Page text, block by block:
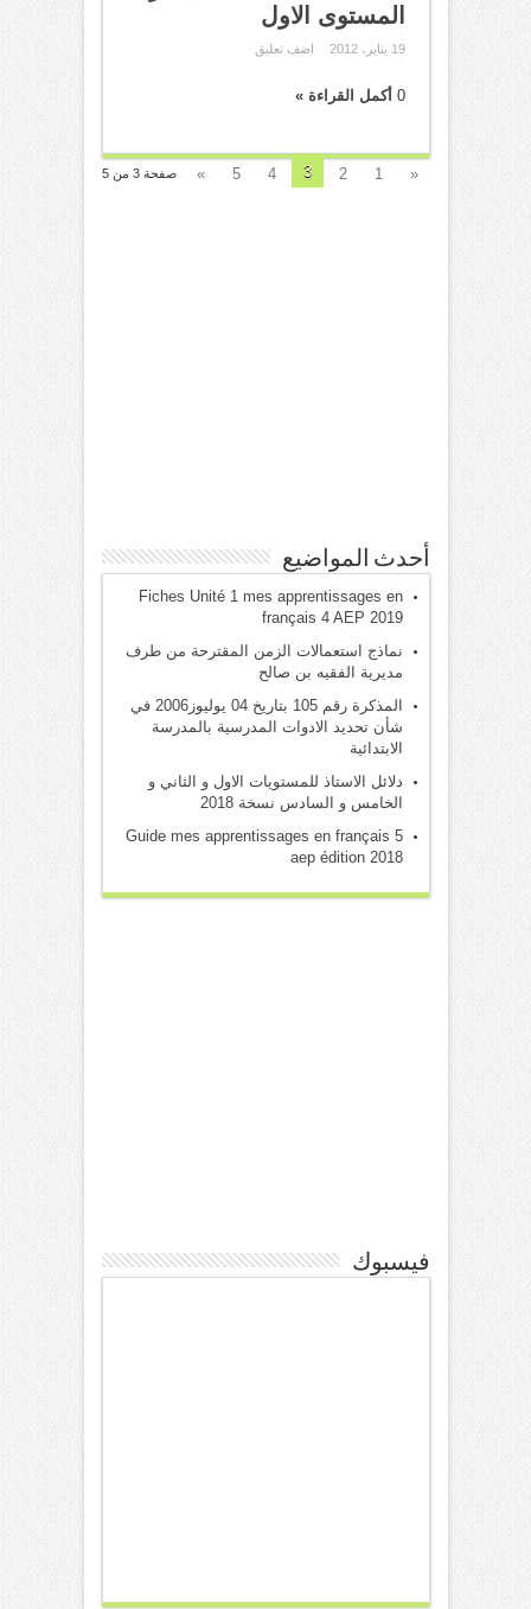
المستوى الاول
19 يناير، 2012 اضف تعليق
0 أكمل القراءة »
صفحة 3 من 5 «
1
2
3
4
5
»
أحدث المواضيع
Fiches Unité 1 mes apprentissages en
français 4 AEP 2019
نماذج استعمالات الزمن المقترحة من طرف
مديرية الفقيه بن صالح
المذكرة رقم 105 بتاريخ 04 يوليوز2006 في
شأن تحديد الادوات المدرسية بالمدرسة
الابتدائية
دلائل الاستاذ للمستويات الاول و الثاني و
الخامس و السادس نسخة 2018
Guide mes apprentissages en français 5
aep édition 2018
فيسبوك